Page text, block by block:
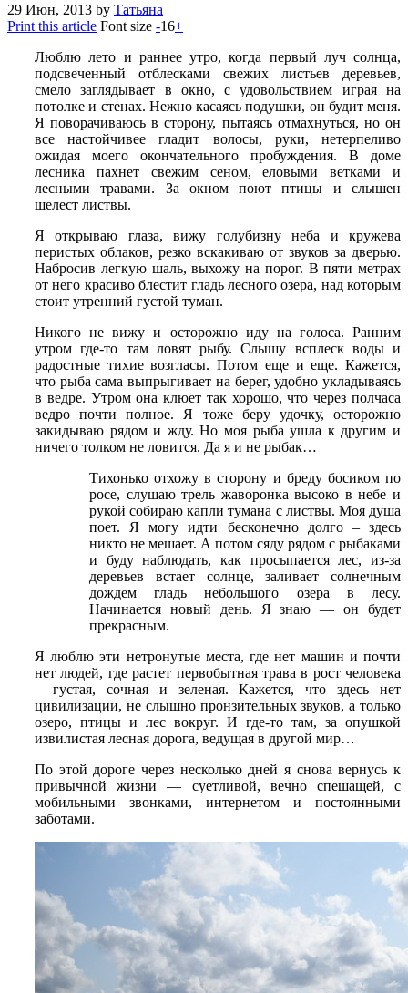
29 Июн, 2013 by Татьяна
Print this article Font size -16+
Люблю лето и раннее утро, когда первый луч солнца,
подсвеченный отблесками свежих листьев деревьев,
смело заглядывает в окно, с удовольствием играя на
потолке и стенах. Нежно касаясь подушки, он будит меня.
Я поворачиваюсь в сторону, пытаясь отмахнуться, но он
все настойчивее гладит волосы, руки, нетерпеливо
ожидая моего окончательного пробуждения. В доме
лесника пахнет свежим сеном, еловыми ветками и
лесными травами. За окном поют птицы и слышен
шелест листвы.
Я открываю глаза, вижу голубизну неба и кружева
перистых облаков, резко вскакиваю от звуков за дверью.
Набросив легкую шаль, выхожу на порог. В пяти метрах
от него красиво блестит гладь лесного озера, над которым
стоит утренний густой туман.
Никого не вижу и осторожно иду на голоса. Ранним
утром где-то там ловят рыбу. Слышу всплеск воды и
радостные тихие возгласы. Потом еще и еще. Кажется,
что рыба сама выпрыгивает на берег, удобно укладываясь
в ведре. Утром она клюет так хорошо, что через полчаса
ведро почти полное. Я тоже беру удочку, осторожно
закидываю рядом и жду. Но моя рыба ушла к другим и
ничего толком не ловится. Да я и не рыбак…
Тихонько отхожу в сторону и бреду босиком по
росе, слушаю трель жаворонка высоко в небе и
рукой собираю капли тумана с листвы. Моя душа
поет. Я могу идти бесконечно долго – здесь
никто не мешает. А потом сяду рядом с рыбаками
и буду наблюдать, как просыпается лес, из-за
деревьев встает солнце, заливает солнечным
дождем гладь небольшого озера в лесу.
Начинается новый день. Я знаю — он будет
прекрасным.
Я люблю эти нетронутые места, где нет машин и почти
нет людей, где растет первобытная трава в рост человека
– густая, сочная и зеленая. Кажется, что здесь нет
цивилизации, не слышно пронзительных звуков, а только
озеро, птицы и лес вокруг. И где-то там, за опушкой
извилистая лесная дорога, ведущая в другой мир…
По этой дороге через несколько дней я снова вернусь к
привычной жизни — суетливой, вечно спешащей, с
мобильными звонками, интернетом и постоянными
заботами.